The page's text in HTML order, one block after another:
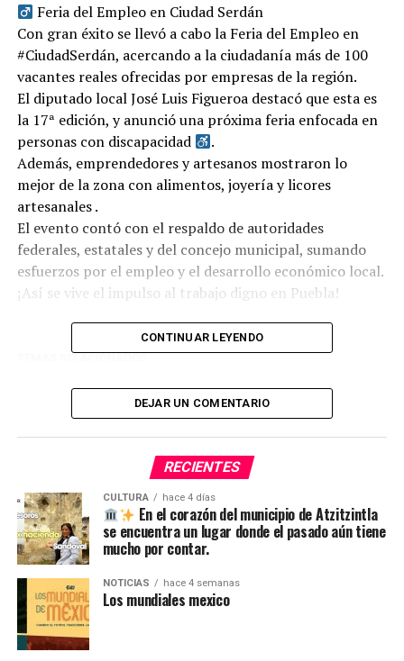
Feria del Empleo en Ciudad Serdán
Con gran éxito se llevó a cabo la Feria del Empleo en
#CiudadSerdán, acercando a la ciudadanía más de 100
vacantes reales ofrecidas por empresas de la región.
El diputado local José Luis Figueroa destacó que esta es
la 17ª edición, y anunció una próxima feria enfocada en
personas con discapacidad
.
Además, emprendedores y artesanos mostraron lo
mejor de la zona con alimentos, joyería y licores
artesanales .
El evento contó con el respaldo de autoridades
federales, estatales y del concejo municipal, sumando
esfuerzos por el empleo y el desarrollo económico local.
¡Así se vive el impulso al trabajo digno en Puebla!
SIGUE CON
¡TOP 5 de la semana en SICOM Ciudad Serdán!
Este es el convite (programa) de la Fiesta Religiosa en
honor a Padre Jesús de las tres Caídas
CONTINUAR LEYENDO
DEJAR UN COMENTARIO
RECIENTES
CULTURA hace 4 días
En el corazón del municipio de Atzitzintla
se encuentra un lugar donde el pasado aún tiene
mucho por contar.
NOTICIAS hace 4 semanas
Los mundiales mexico